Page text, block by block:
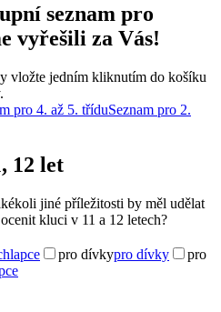
seznam pro
vyřešili za Vás!
vložte jedním kliknutím do košíku
pro 4. až 5. tříduSeznam pro 2.
12 let
jiné příležitosti by měl udělat
kluci v 11 a 12 letech?
pro dívkypro dívky
pro